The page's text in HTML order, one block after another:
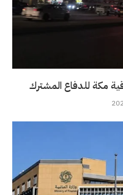
مكة للدفاع المشترك